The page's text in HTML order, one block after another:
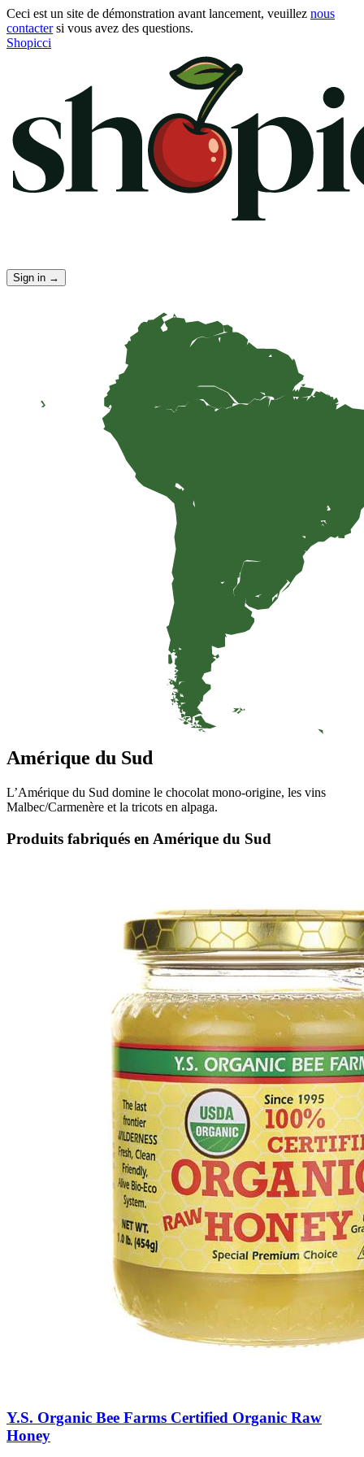
Ceci est un site de démonstration avant lancement, veuillez nous
contactersi vous avez des questions.
Shopicci
Sign in →
Amérique du Sud
L’Amérique du Sud domine le chocolat mono-origine, les vins
Malbec/Carmenère et la tricots en alpaga.
Produits fabriqués en Amérique du Sud
Y.S. Organic Bee Farms Certified Organic Raw
Honey